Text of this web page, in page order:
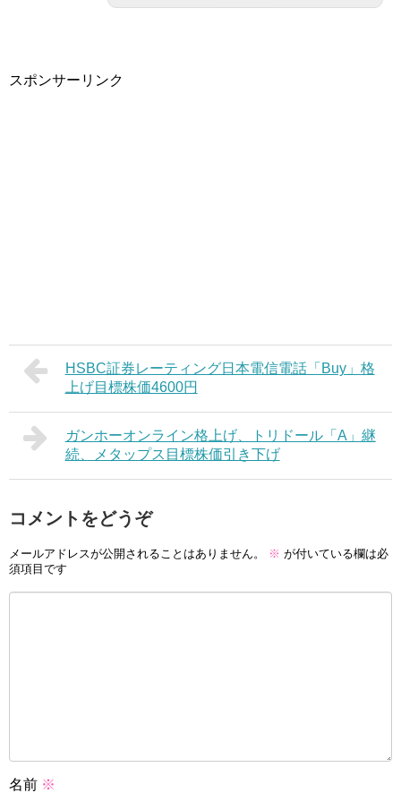
スポンサーリンク
HSBC証券レーティング日本電信電話「Buy」格
上げ目標株価4600円
ガンホーオンライン格上げ、トリドール「A」継
続、メタップス目標株価引き下げ
コメントをどうぞ
メールアドレスが公開されることはありません。 ※ が付いている欄は必
須項目です
名前 ※